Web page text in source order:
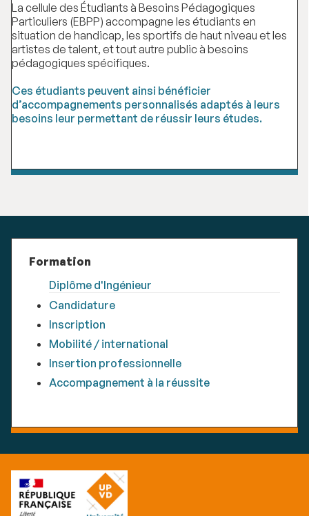
La cellule des Étudiants à Besoins Pédagogiques
Particuliers (EBPP) accompagne les étudiants en
situation de handicap, les sportifs de haut niveau et les
artistes de talent, et tout autre public à besoins
pédagogiques spécifiques.
Ces étudiants peuvent ainsi bénéficier
d’accompagnements personnalisés adaptés à leurs
besoins leur permettant de réussir leurs études.
Formation
Diplôme d'Ingénieur
Candidature
Inscription
Mobilité / international
Insertion professionnelle
Accompagnement à la réussite